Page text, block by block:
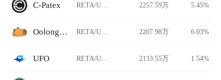
C-Patex RETA/USDT 2257.59万 5.45%
Oolongswap RETA/USDT 2207.98万 6.03%
UFO RETA/USDT 2133.55万 1.54%